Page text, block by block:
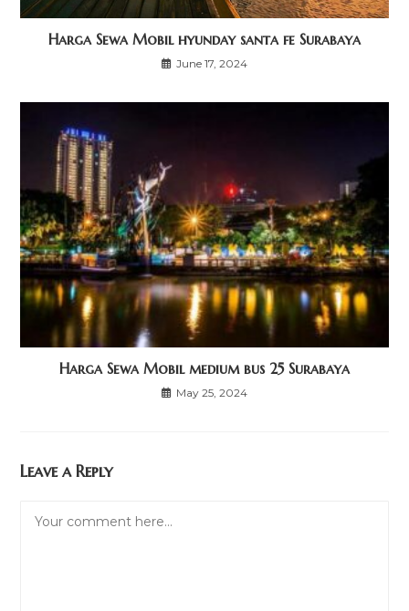
Harga Sewa Mobil hyunday santa fe Surabaya
June 17, 2024
Harga Sewa Mobil medium bus 25 Surabaya
May 25, 2024
Leave a Reply